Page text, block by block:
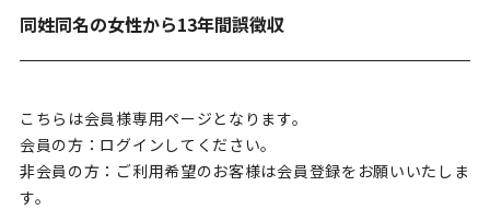
同姓同名の女性から13年間誤徴収
こちらは会員様専用ページとなります。
会員の方：ログインしてください。
非会員の方：ご利用希望のお客様は会員登録をお願いいたしま
す。